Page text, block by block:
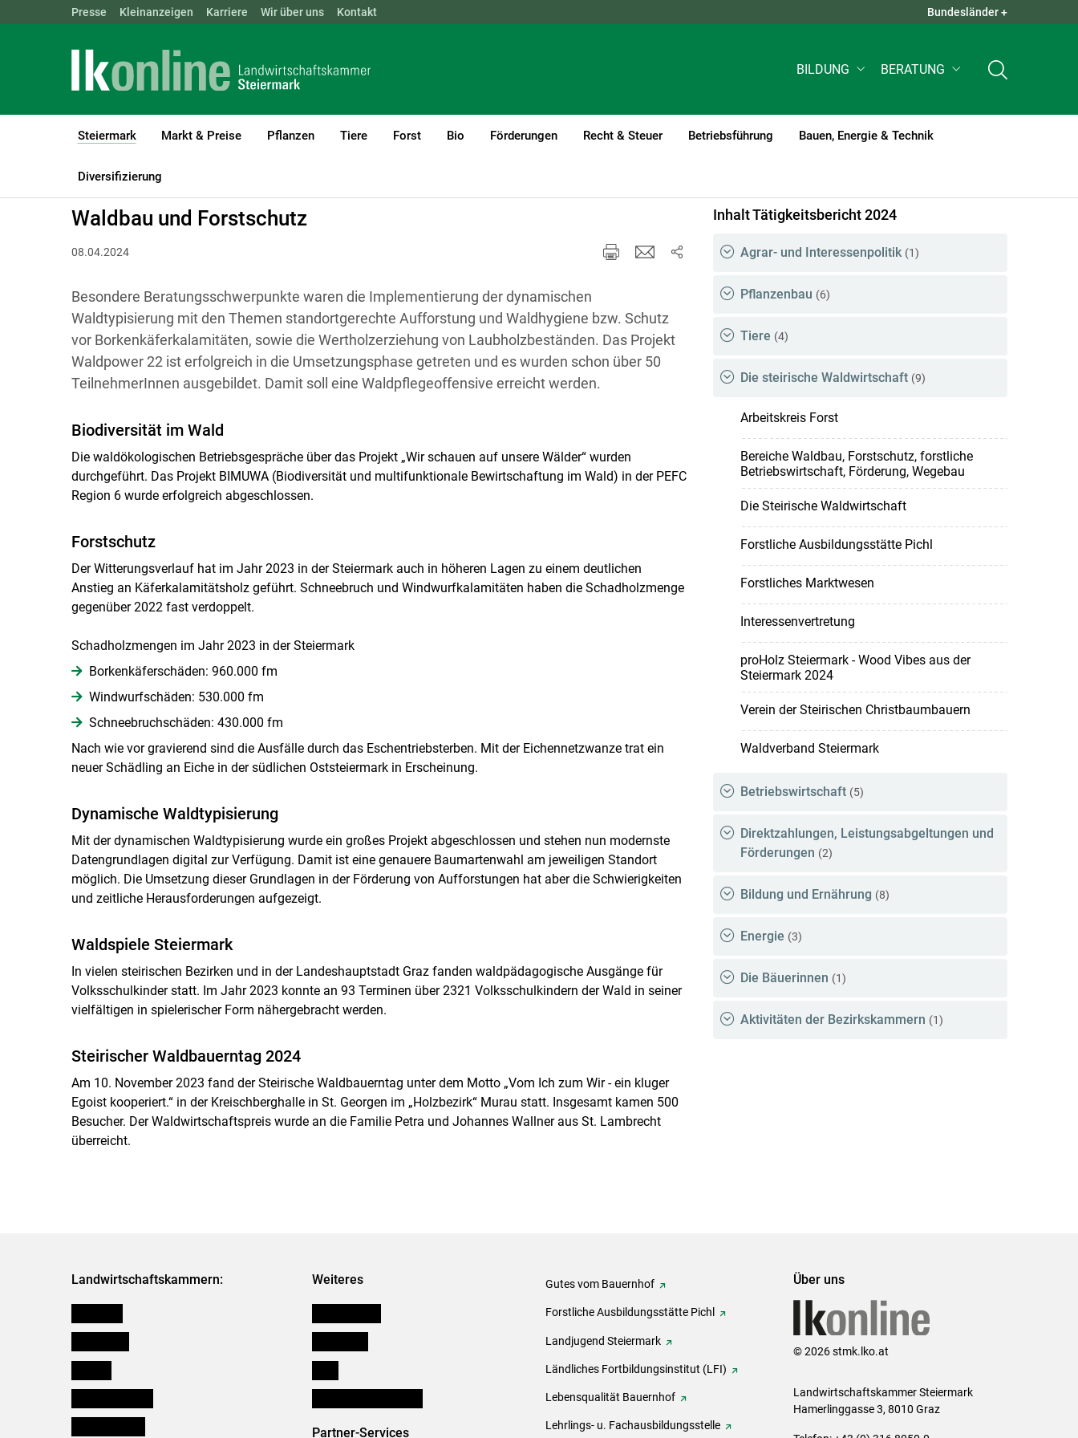
Skip to main content
Landwirtschaftskammern: ÖSTERREICH BGLD KTN NÖ QUICK LINKS +
Presse Kleinanzeigen Karriere Wir über uns Kontakt Bundesländer +
BILDUNG BERATUNG
Steiermark
(current)1
Markt & Preise Pflanzen Tiere Forst Bio Förderungen Recht & Steuer Betriebsführung Bauen, Energie & Technik
Diversifizierung
LK Steiermark Steiermark
Waldbau und Forstschutz
08.04.2024
Besondere Beratungsschwerpunkte waren die Implementierung der dynamischen
Waldtypisierung mit den Themen standortgerechte Aufforstung und Waldhygiene bzw. Schutz
vor Borkenkäferkalamitäten, sowie die Wertholzerziehung von Laubholzbeständen. Das Projekt
Waldpower 22 ist erfolgreich in die Umsetzungsphase getreten und es wurden schon über 50
TeilnehmerInnen ausgebildet. Damit soll eine Waldpflegeoffensive erreicht werden.
Biodiversität im Wald
Die waldökologischen Betriebsgespräche über das Projekt „Wir schauen auf unsere Wälder“ wurden
durchgeführt. Das Projekt BIMUWA (Biodiversität und multifunktionale Bewirtschaftung im Wald) in der PEFC
Region 6 wurde erfolgreich abgeschlossen.
Forstschutz
Der Witterungsverlauf hat im Jahr 2023 in der Steiermark auch in höheren Lagen zu einem deutlichen
Anstieg an Käferkalamitätsholz geführt. Schneebruch und Windwurfkalamitäten haben die Schadholzmenge
gegenüber 2022 fast verdoppelt.
Schadholzmengen im Jahr 2023 in der Steiermark
Borkenkäferschäden: 960.000 fm
Windwurfschäden: 530.000 fm
Schneebruchschäden: 430.000 fm
Nach wie vor gravierend sind die Ausfälle durch das Eschentriebsterben. Mit der Eichennetzwanze trat ein
neuer Schädling an Eiche in der südlichen Oststeiermark in Erscheinung.
Dynamische Waldtypisierung
Mit der dynamischen Waldtypisierung wurde ein großes Projekt abgeschlossen und stehen nun modernste
Datengrundlagen digital zur Verfügung. Damit ist eine genauere Baumartenwahl am jeweiligen Standort
möglich. Die Umsetzung dieser Grundlagen in der Förderung von Aufforstungen hat aber die Schwierigkeiten
und zeitliche Herausforderungen aufgezeigt.
Waldspiele Steiermark
In vielen steirischen Bezirken und in der Landeshauptstadt Graz fanden waldpädagogische Ausgänge für
Volksschulkinder statt. Im Jahr 2023 konnte an 93 Terminen über 2321 Volksschulkindern der Wald in seiner
vielfältigen in spielerischer Form nähergebracht werden.
Steirischer Waldbauerntag 2024
Am 10. November 2023 fand der Steirische Waldbauerntag unter dem Motto „Vom Ich zum Wir - ein kluger
Egoist kooperiert.“ in der Kreischberghalle in St. Georgen im „Holzbezirk“ Murau statt. Insgesamt kamen 500
Besucher. Der Waldwirtschaftspreis wurde an die Familie Petra und Johannes Wallner aus St. Lambrecht
überreicht.
Inhalt Tätigkeitsbericht 2024
Agrar- und Interessenpolitik (1)
Pflanzenbau (6)
Tiere (4)
Die steirische Waldwirtschaft (9)
Arbeitskreis Forst
Bereiche Waldbau, Forstschutz, forstliche
Betriebswirtschaft, Förderung, Wegebau
Die Steirische Waldwirtschaft
Forstliche Ausbildungsstätte Pichl
Forstliches Marktwesen
Interessenvertretung
proHolz Steiermark - Wood Vibes aus der
Steiermark 2024
Verein der Steirischen Christbaumbauern
Waldverband Steiermark
Betriebswirtschaft (5)
Direktzahlungen, Leistungsabgeltungen und
Förderungen (2)
Bildung und Ernährung (8)
Energie (3)
Die Bäuerinnen (1)
Aktivitäten der Bezirkskammern (1)
Landwirtschaftskammern: Weiteres
Partner-Services
Gutes vom Bauernhof
Forstliche Ausbildungsstätte Pichl
Landjugend Steiermark
Ländliches Fortbildungsinstitut (LFI)
Lebensqualität Bauernhof
Lehrlings- u. Fachausbildungsstelle
Über uns
© 2026 stmk.lko.at
Landwirtschaftskammer Steiermark
Hamerlinggasse 3, 8010 Graz